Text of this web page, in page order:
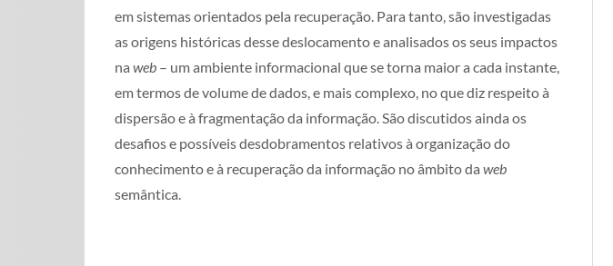
em sistemas orientados pela recuperação. Para tanto, são investigadas
as origens históricas desse deslocamento e analisados os seus impactos
naweb – um ambiente informacional que se torna maior a cada instante,
em termos de volume de dados, e mais complexo, no que diz respeito à
dispersão e à fragmentação da informação. São discutidos ainda os
desafios e possíveis desdobramentos relativos à organização do
conhecimento e à recuperação da informação no âmbito daweb
semântica.